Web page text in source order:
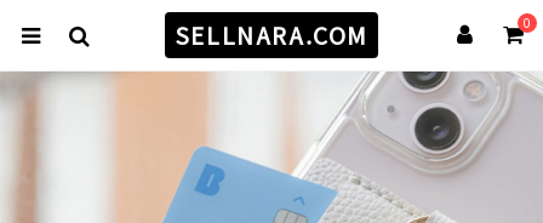
0
SELLNARA.COM